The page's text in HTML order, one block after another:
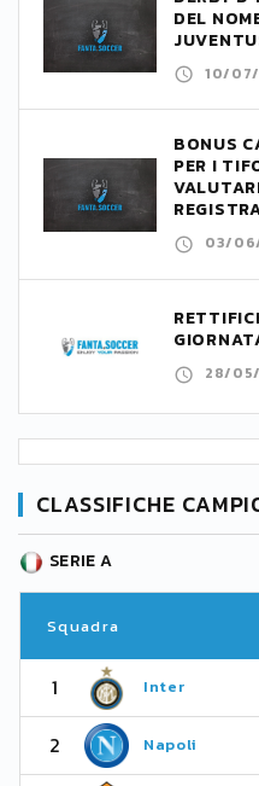
DEL
10/
BONUS
PER I
03/
28/
CLASSIFICHE
SERIE A
Squadra
1 Inter
2 Napoli